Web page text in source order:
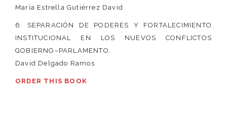
María Estrella Gutiérrez David
6. SEPARACIÓN DE PODERES Y FORTALECIMIENTO
INSTITUCIONAL EN LOS NUEVOS CONFLICTOS
GOBIERNO–PARLAMENTO.
David Delgado Ramos
ORDER THIS BOOK